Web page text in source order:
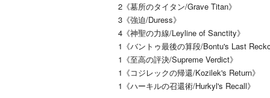
2《墓所のタイタン/Grave Titan》
3《強迫/Duress》
4《神聖の力線/Leyline of Sanctity》
1《バントゥ最後の算段/Bontu's Last
1《至高の評決/Supreme Verdict》
1《コジレックの帰還/Kozilek's Return》
1《ハーキルの召還術/Hurkyl's Recall》